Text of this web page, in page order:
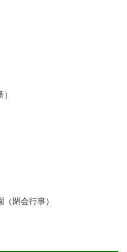
（閉会行事）